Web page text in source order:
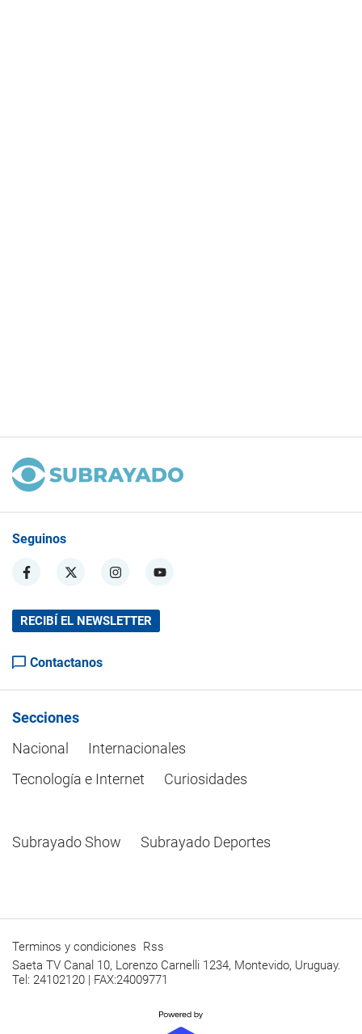
Seguinos
RECIBÍ EL NEWSLETTER
Contactanos
Secciones
Nacional
Internacionales
Tecnología e Internet
Curiosidades
Subrayado Show Subrayado Deportes
Terminos y condiciones Rss
Saeta TV Canal 10, Lorenzo Carnelli 1234, Montevido, Uruguay.
Tel: 24102120 | FAX:24009771